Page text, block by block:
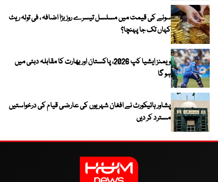
سونے کی قیمت میں مسلسل تیسرے روز بڑا اضافہ ، فی تولہ ریٹ
کہاں تک جا پہنچا؟
ویمنز ایشیا کپ 2026، پاکستان اور بھارت کا مقابلہ دبئی میں
ہو گا
پشاور ہائیکورٹ نے افغان شہریوں کی عارضی قیام کی درخواستیں
مسترد کر دیں